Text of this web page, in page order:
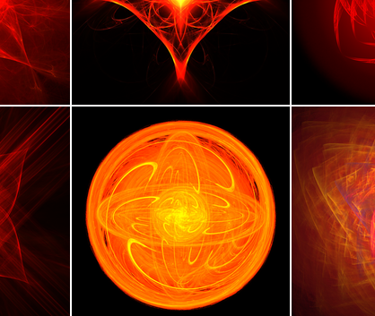
l’occupation numérique du monde actuel,
et l’Intelligence Artificielle deviennent
l’homme de jouer avec des variables et de
et imprévisible.
s’immerge dans cette création
par l’art digital depuis ses études d’Arts
de manière autodidacte, qui s’impose comme
regard néo-rétro sur l’art numérique, explorant
Artificielle. Tels des kaléidoscopes, les chakras
de symétrie axiale. À travers diverses nuances
pétales, rosaces, et tourbillons sphériques.